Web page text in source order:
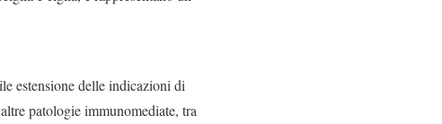
estensione delle indicazioni di
patologie immunomediate, tra